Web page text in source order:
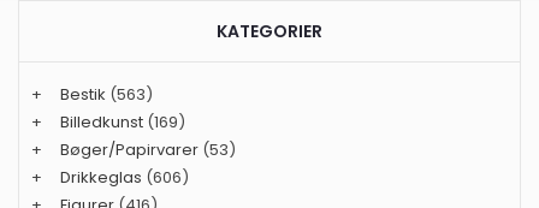
KATEGORIER
+ Bestik (563)
+
Billedkunst (169)
+
Bøger/Papirvarer (53)
+
Drikkeglas (606)